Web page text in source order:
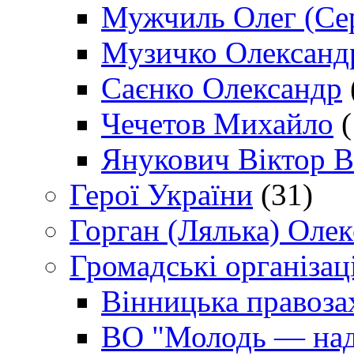
Мужчиль Олег
Музичко
Саєнко Олександр
Чечетов Михайло
Янукович Віктор
Герої України (31)
Горган (Лялька)
Громадські
Вінницька
ВО "Молодь —